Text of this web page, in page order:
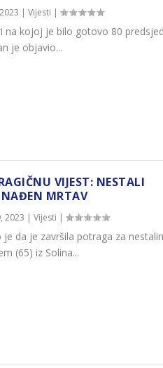
| Vijesti |
na kojoj je bilo gotovo 80
je objavio...
VIJEST: NESTALI
MRTAV
2023 | Vijesti |
je da je završila potraga za
(65) iz Solina...